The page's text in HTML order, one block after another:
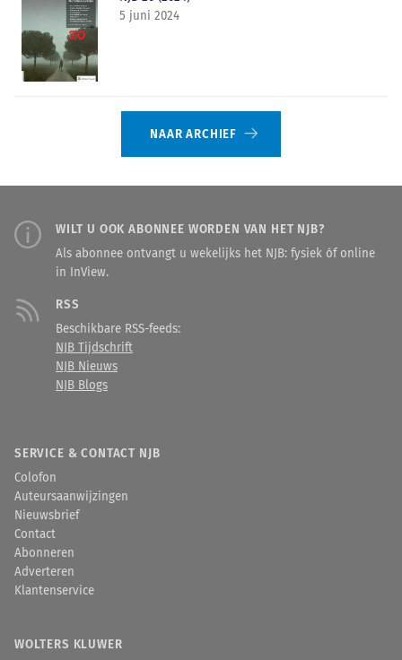
5 juni 2024
NAAR ARCHIEF
WILT U OOK ABONNEE WORDEN VAN HET NJB?
Als abonnee ontvangt u wekelijks het NJB: fysiek óf online
in InView.
RSS
Beschikbare RSS-feeds:
NJB Tijdschrift
NJB Nieuws
NJB Blogs
SERVICE & CONTACT NJB
Colofon
Auteursaanwijzingen
Nieuwsbrief
Contact
Abonneren
Adverteren
Klantenservice
WOLTERS KLUWER